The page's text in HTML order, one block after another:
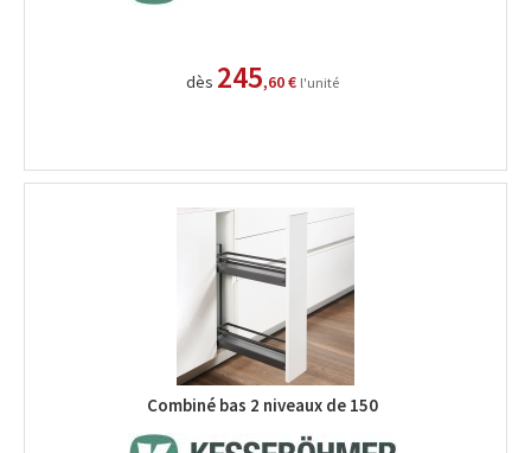
dès 245,60 € l'unité
Combiné bas 2 niveaux de 150